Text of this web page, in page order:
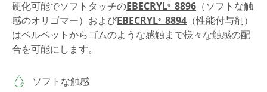
硬化可能でソフトタッチのEBECRYL® 8896 （ソフトな触
感のオリゴマー）およびEBECRYL® 8894 （性能付与剤）
はベルベットからゴムのような感触まで様々な触感の配
合を可能にします。
ソフトな触感